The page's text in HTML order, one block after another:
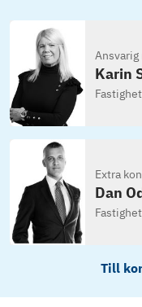
Ansvarig
Karin
Extra
Dan
Till